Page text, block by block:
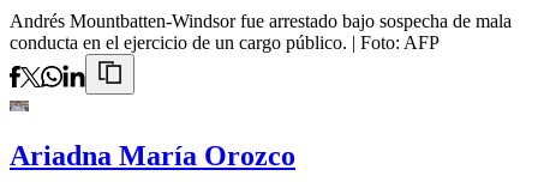
Andrés Mountbatten-Windsor fue arrestado bajo sospecha de mala
conducta en el ejercicio de un cargo público. | Foto: AFP
Ariadna María Orozco